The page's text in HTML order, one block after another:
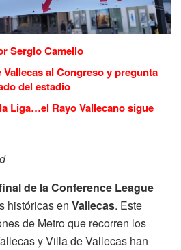
Sergio Camello
al Congreso y pregunta
del estadio
Liga…el Rayo Vallecano sigue
de la Conference League
históricas en Vallecas. Este
de Metro que recorren los
y Villa de Vallecas han